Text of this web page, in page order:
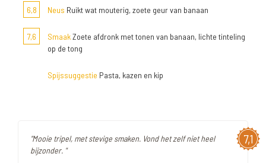
6,8 Neus Ruikt wat mouterig, zoete geur van banaan
7,6 SmaakZoete afdronk met tonen van banaan, lichte tinteling
op de tong
Spijssuggestie Pasta, kazen en kip
7,1
"Mooie tripel, met stevige smaken. Vond het zelf niet heel
bijzonder. "